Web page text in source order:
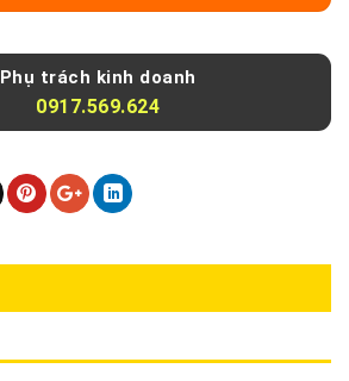
Phụ trách kinh doanh
0917.569.624